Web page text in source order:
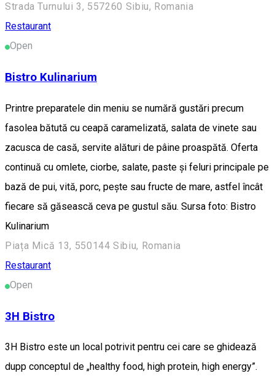
Strada Turnului 3, 557260 Sibiu, Romania
Restaurant
Open
Bistro Kulinarium
Printre preparatele din meniu se numără gustări precum
fasolea bătută cu ceapă caramelizată, salata de vinete sau
zacusca de casă, servite alături de pâine proaspătă. Oferta
continuă cu omlete, ciorbe, salate, paste și feluri principale pe
bază de pui, vită, porc, pește sau fructe de mare, astfel încât
fiecare să găsească ceva pe gustul său. Sursa foto: Bistro
Kulinarium
Piața Mică 13, 550144 Sibiu, Romania
Restaurant
Open
3H Bistro
3H Bistro este un local potrivit pentru cei care se ghidează
dupp conceptul de „healthy food, high protein, high energy”.